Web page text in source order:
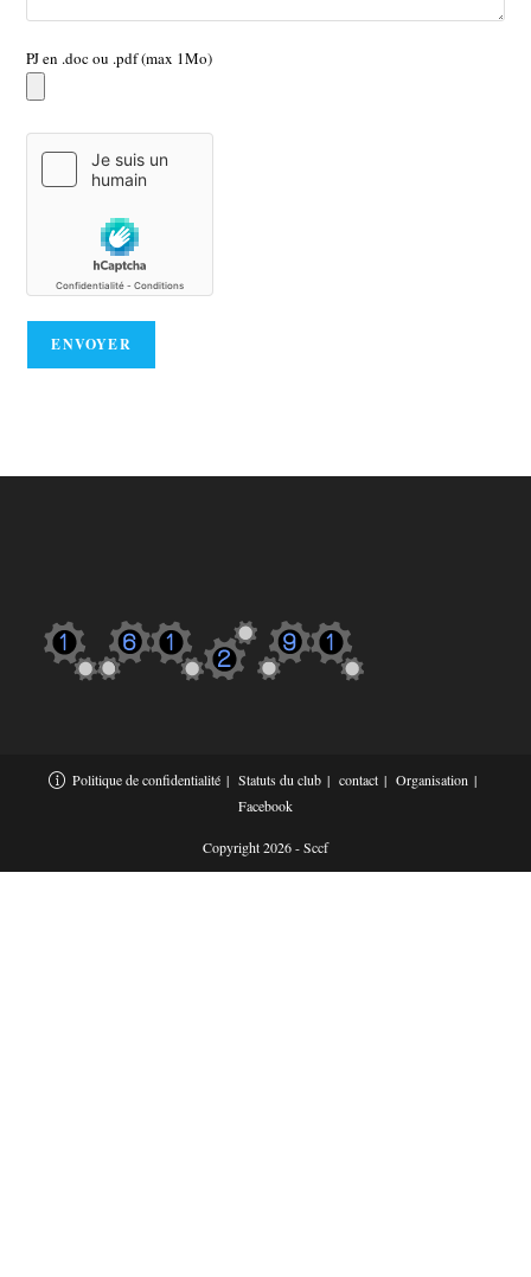
PJ en .doc ou .pdf (max 1Mo)
Politique de confidentialité Statuts du club contact
Organisation
Facebook
Copyright 2026 - Sccf